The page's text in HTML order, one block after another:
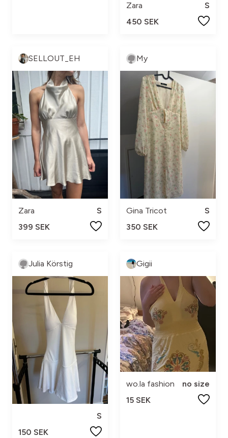
Zara
S
450 SEK
SELLOUT_EH
Zara
S
399 SEK
My
Gina Tricot
S
350 SEK
Julia Körstig
S
150 SEK
Gigii
wo.la fashion
no size
15 SEK